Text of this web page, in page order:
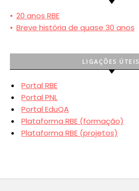
• 20 anos RBE
• Breve história de quase 30 anos
LIGAÇÕES ÚTEIS
Portal RBE
Portal PNL
Portal EduQA
Plataforma RBE (formação)
Plataforma RBE (projetos)